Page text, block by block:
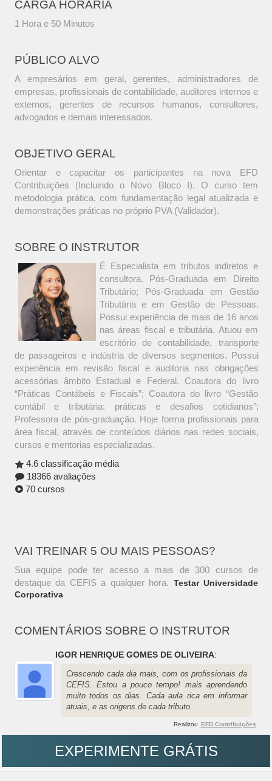
CARGA HORÁRIA
1 Hora e 50 Minutos
PÚBLICO ALVO
A empresários em geral, gerentes, administradores de
empresas, profissionais de contabilidade, auditores internos e
externos, gerentes de recursos humanos, consultores,
advogados e demais interessados.
OBJETIVO GERAL
Orientar e capacitar os participantes na nova EFD
Contribuições (Incluindo o Novo Bloco I). O curso tem
metodologia prática, com fundamentação legal atualizada e
demonstrações práticas no próprio PVA (Validador).
SOBRE O INSTRUTOR
É Especialista em tributos indiretos e
consultora. Pós-Graduada em Direito
Tributário; Pós-Graduada em Gestão
Tributária e em Gestão de Pessoas.
Possui experiência de mais de 16 anos
nas áreas fiscal e tributária. Atuou em
escritório de contabilidade, transporte
de passageiros e indústria de diversos segmentos. Possui
experiência em revisão fiscal e auditoria nas obrigações
acessórias âmbito Estadual e Federal. Coautora do livro
“Práticas Contábeis e Fiscais”; Coautora do livro “Gestão
contábil e tributária: práticas e desafios cotidianos”;
Professora de pós-graduação. Hoje forma profissionais para
área fiscal, através de conteúdos diários nas redes sociais,
cursos e mentorias especializadas.
4.6 classificação média
18366 avaliações
70 cursos
VAI TREINAR 5 OU MAIS PESSOAS?
Sua equipe pode ter acesso a mais de 300 cursos de
destaque da CEFIS a qualquer hora. Testar Universidade
Corporativa
COMENTÁRIOS SOBRE O INSTRUTOR
IGOR HENRIQUE GOMES DE OLIVEIRA:
Crescendo cada dia mais, com os profissionais da
CEFIS. Estou a pouco tempo! mais aprendendo
muito todos os dias. Cada aula rica em informar
atuais, e as origens de cada tributo.
Realizou EFD Contribuições
EXPERIMENTE GRÁTIS